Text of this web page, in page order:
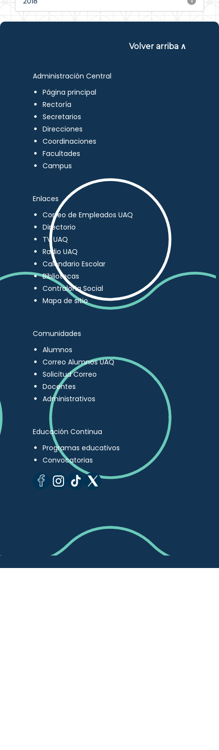
Volver arriba ∧
Administración Central
Página principal
Rectoría
Secretarios
Direcciones
Coordinaciones
Facultades
Campus
Enlaces
Correo de Empleados UAQ
Directorio
TV UAQ
Radio UAQ
Calendario Escolar
Bibliotecas
Contraloría Social
Mapa de sitio
Comunidades
Alumnos
Correo Alumnos UAQ
Solicitud Correo
Docentes
Administrativos
Educación Continua
Programas educativos
Convocatorias